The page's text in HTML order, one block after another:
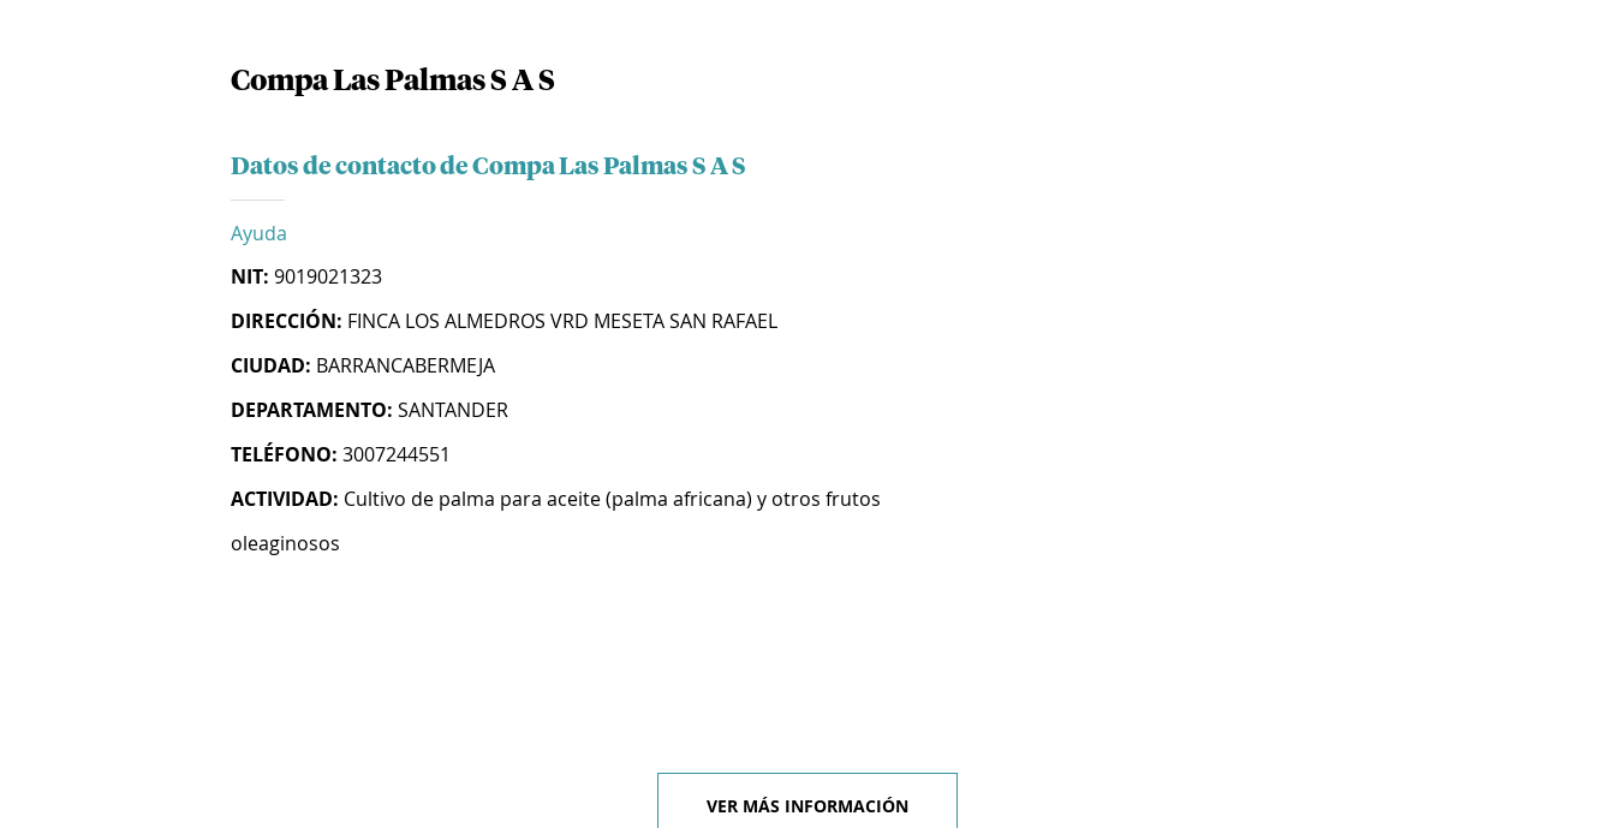
Compa Las Palmas S A S
Datos de contacto de Compa Las Palmas S A S
Ayuda
NIT: 9019021323
DIRECCIÓN: FINCA LOS ALMEDROS VRD MESETA SAN RAFAEL
CIUDAD: BARRANCABERMEJA
DEPARTAMENTO: SANTANDER
TELÉFONO: 3007244551
ACTIVIDAD: Cultivo de palma para aceite (palma africana) y otros frutos
oleaginosos
VER MÁS INFORMACIÓN